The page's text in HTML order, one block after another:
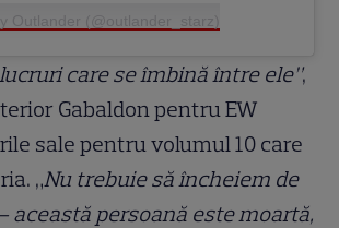
Outlander (@outlander_starz)
care se îmbină între ele”,
Gabaldon pentru EW
sale pentru volumul 10 care
„Nu trebuie să încheiem de
această persoană este moartă,